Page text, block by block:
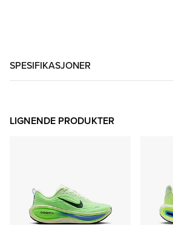
SPESIFIKASJONER
LIGNENDE PRODUKTER